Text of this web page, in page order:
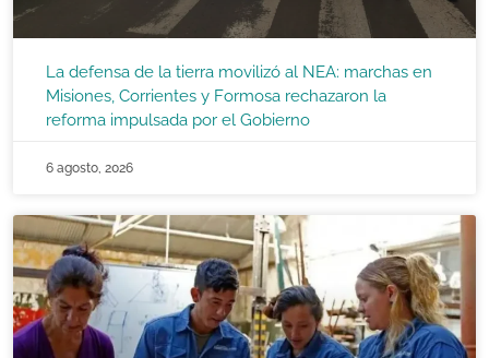
La defensa de la tierra movilizó al NEA: marchas en
Misiones, Corrientes y Formosa rechazaron la
reforma impulsada por el Gobierno
6 agosto, 2026